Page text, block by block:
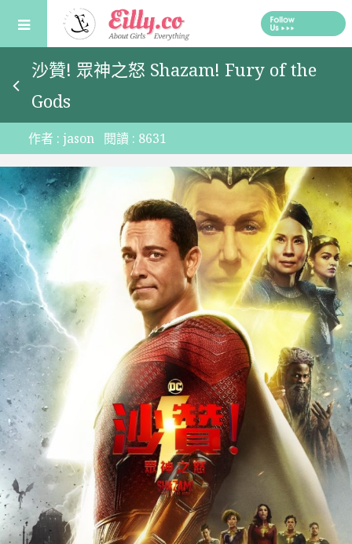
content
沙贊! 眾神之怒 Shazam! Fury of the
Gods
作者 : jason 閱讀 : 8631